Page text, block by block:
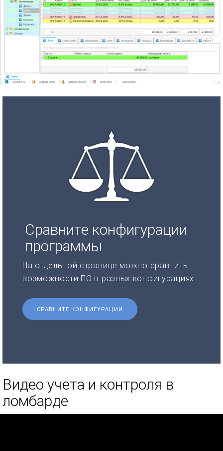
Сравните конфигурации
программы
На отдельной странице можно сравнить
возможности ПО в разных конфигурациях.
СРАВНИТЕ КОНФИГУРАЦИИ
Видео учета и контроля в
ломбарде